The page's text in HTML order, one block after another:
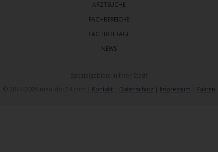
ARZTSUCHE
FACHBEREICHE
FACHBEITRÄGE
NEWS
Kontakt Datenschutz Impressum Fakten